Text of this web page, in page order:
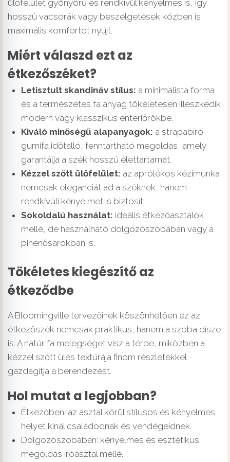
ülőfelület gyönyörű és rendkívül kényelmes is, így
hosszú vacsorák vagy beszélgetések közben is
maximális komfortot nyújt.
Miért válaszd ezt az
étkezőszéket?
Letisztult skandináv stílus: a minimalista forma
és a természetes fa anyag tökéletesen illeszkedik
modern vagy klasszikus enteriőrökbe.
Kiváló minőségű alapanyagok: a strapabíró
gumifa időtálló, fenntartható megoldás, amely
garantálja a szék hosszú élettartamát.
Kézzel szőtt ülőfelület: az aprólékos kézimunka
nemcsak eleganciát ad a széknek, hanem
rendkívüli kényelmet is biztosít.
Sokoldalú használat: ideális étkezőasztalok
mellé, de használható dolgozószobában vagy a
pihenősarokban is.
Tökéletes kiegészítő az
étkeződbe
A Bloomingville tervezőinek köszönhetően ez az
étkezőszék nemcsak praktikus, hanem a szoba dísze
is. A natúr fa melegséget visz a térbe, miközben a
kézzel szőtt ülés textúrája finom részletekkel
gazdagítja a berendezést.
Hol mutat a legjobban?
Étkezőben: az asztal körül stílusos és kényelmes
helyet kínál családodnak és vendégeidnek.
Dolgozószobában: kényelmes és esztétikus
megoldás íróasztal mellé.